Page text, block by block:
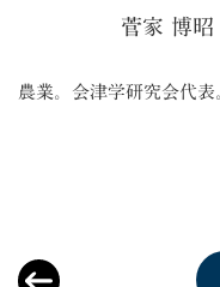
菅家 博昭
農業。会津学研究会代表